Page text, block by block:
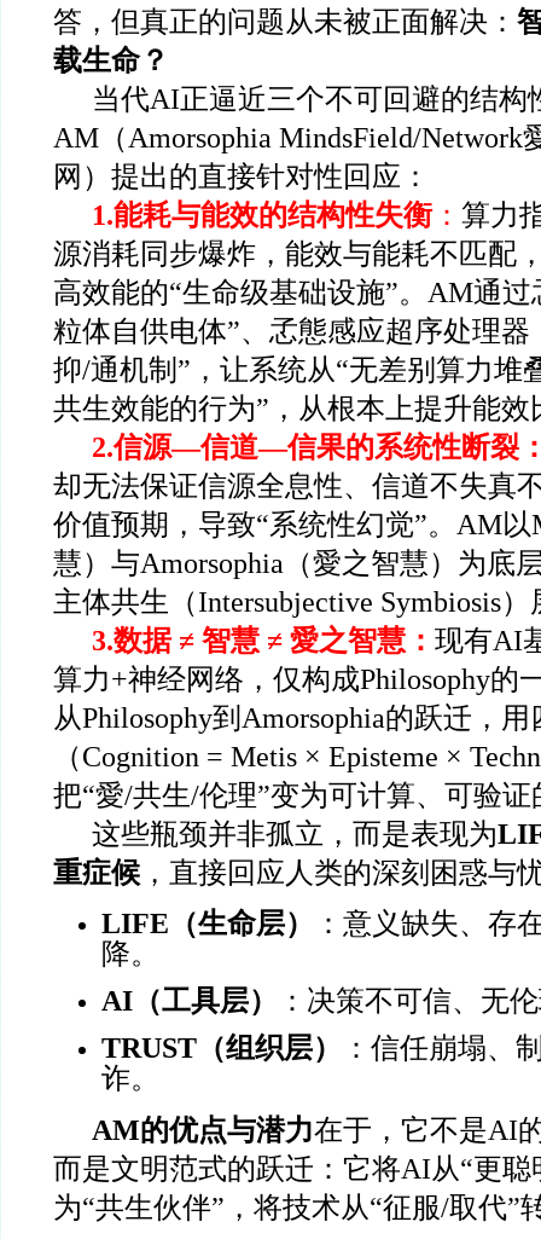
答，但真正的问题从未被正面解决：
载生命？
当代AI正逼近三个不可回避的结构
AM（Amorsophia MindsField/Network
网）提出的直接针对性回应：
1.能耗与能效的结构性失衡： 算力
源消耗同步爆炸，能效与能耗不匹配
高效能的“生命级基础设施”。AM通
粒体自供电体”、孞態感应超序处理器
抑/通机制”，让系统从“无差别算力堆
共生效能的行为”，从根本上提升能效
2.信源—信道—信果的系统性断裂
却无法保证信源全息性、信道不失真
价值预期，导致“系统性幻觉”。AM以
慧）与Amorsophia（愛之智慧）为底
主体共生（Intersubjective Symbiosis
3.数据 ≠ 智慧 ≠ 愛之智慧： 现有AI
算力+神经网络，仅构成Philosophy的
从Philosophy到Amorsophia的跃迁，
（Cognition = Metis × Episteme ×
把“愛/共生/伦理”变为可计算、可验证
这些瓶颈并非孤立，而是表现为
重症候 ，直接回应人类的深刻困惑与
LIFE （生命层）
：意义缺失、存
降。
AI （工具层）
：决策不可信、无
TRUST （组织层）
：信任崩塌、
诈。
AM的优点与潜力在于，它不是AI
而是文明范式的跃迁：它将AI从“更聪
为“共生伙伴”，将技术从“征服/取代”